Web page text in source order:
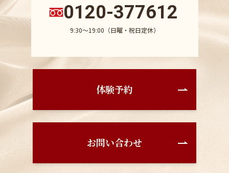
0120-377612
9:30〜19:00（日曜・祝日定休）
体験予約
お問い合わせ